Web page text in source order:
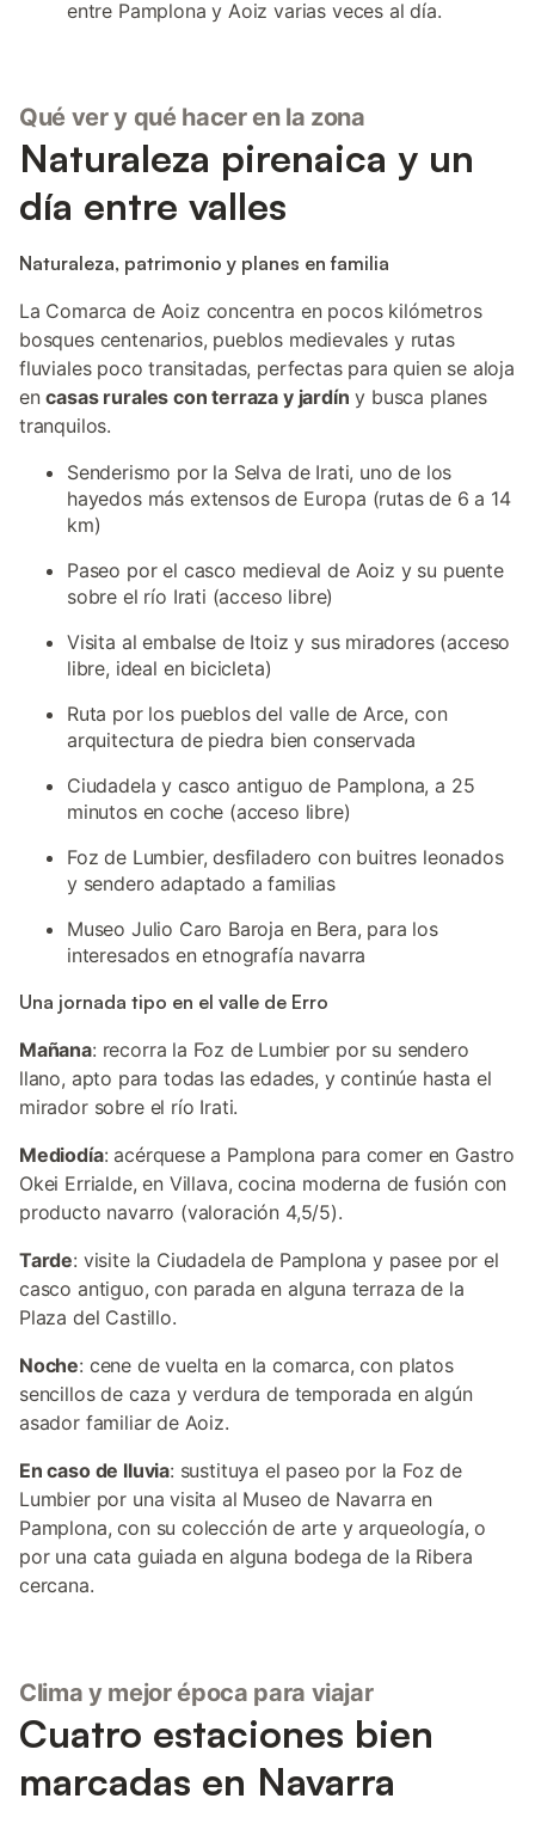
entre Pamplona y Aoiz varias veces al día.
Qué ver y qué hacer en la zona
Naturaleza pirenaica y un
día entre valles
Naturaleza, patrimonio y planes en familia
La Comarca de Aoiz concentra en pocos kilómetros
bosques centenarios, pueblos medievales y rutas
fluviales poco transitadas, perfectas para quien se aloja
encasas rurales con terraza y jardín y busca planes
tranquilos.
Senderismo por la Selva de Irati, uno de los
hayedos más extensos de Europa (rutas de 6 a 14
km)
Paseo por el casco medieval de Aoiz y su puente
sobre el río Irati (acceso libre)
Visita al embalse de Itoiz y sus miradores (acceso
libre, ideal en bicicleta)
Ruta por los pueblos del valle de Arce, con
arquitectura de piedra bien conservada
Ciudadela y casco antiguo de Pamplona, a 25
minutos en coche (acceso libre)
Foz de Lumbier, desfiladero con buitres leonados
y sendero adaptado a familias
Museo Julio Caro Baroja en Bera, para los
interesados en etnografía navarra
Una jornada tipo en el valle de Erro
Mañana: recorra la Foz de Lumbier por su sendero
llano, apto para todas las edades, y continúe hasta el
mirador sobre el río Irati.
Mediodía: acérquese a Pamplona para comer en Gastro
Okei Errialde, en Villava, cocina moderna de fusión con
producto navarro (valoración 4,5/5).
Tarde: visite la Ciudadela de Pamplona y pasee por el
casco antiguo, con parada en alguna terraza de la
Plaza del Castillo.
Noche: cene de vuelta en la comarca, con platos
sencillos de caza y verdura de temporada en algún
asador familiar de Aoiz.
En caso de lluvia: sustituya el paseo por la Foz de
Lumbier por una visita al Museo de Navarra en
Pamplona, con su colección de arte y arqueología, o
por una cata guiada en alguna bodega de la Ribera
cercana.
Clima y mejor época para viajar
Cuatro estaciones bien
marcadas en Navarra